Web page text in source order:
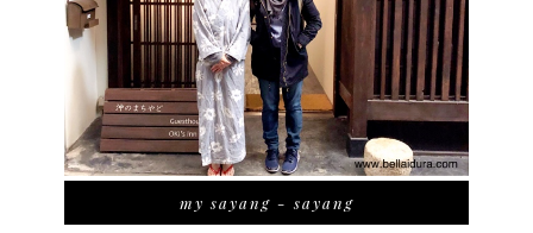
my sayang - sayang